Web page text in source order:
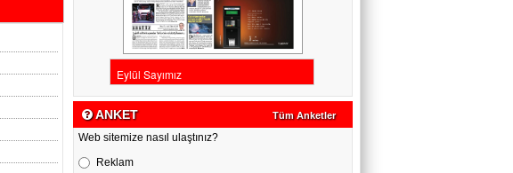
ANKET Tüm Anketler
Web sitemize nasıl ulaştınız?
Reklam